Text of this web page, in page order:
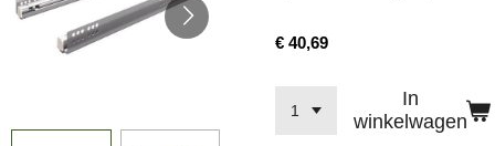
€ 40,69
In
winkelwagen